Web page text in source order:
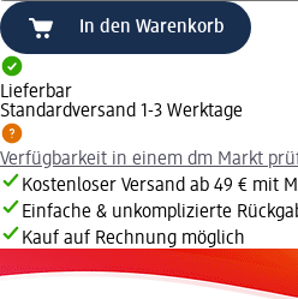
In den Warenkorb
Lieferbar
Standardversand 1-3 Werktage
Verfügbarkeit in einem dm Markt
Kostenloser Versand ab 49 € mit
Einfache & unkomplizierte
Kauf auf Rechnung möglich